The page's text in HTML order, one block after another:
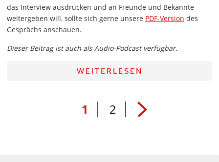
das Interview ausdrucken und an Freunde und Bekannte
weitergeben will, sollte sich gerne unsere PDF-Version des
Gesprächs anschauen.
Dieser Beitrag ist auch als Audio-Podcast verfügbar.
WEITERLESEN
1 2